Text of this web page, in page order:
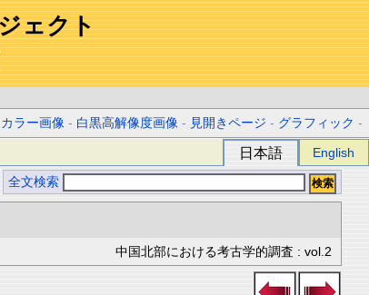
ェクト
カラー画像 - 白黒高解像度画像 - 見開きページ - グラフィック -
日本語 English
全文検索
中国北部における考古学的調査 : vol.2